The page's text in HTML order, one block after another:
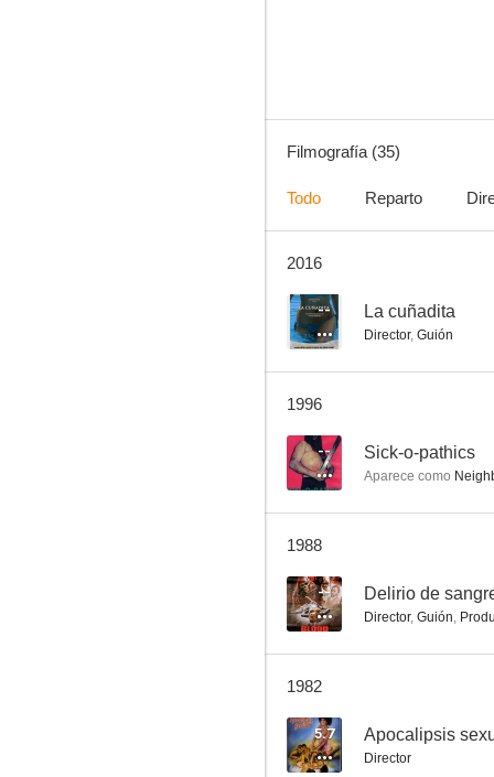
La amante ambiciosa
--
Filmografía (35)
Todo Reparto
2016
-- La cuñadita
Director, Guión
1996
-- Sick-o-pathics
Aparece como
1988
-- Delirio de
Director, Guión,
1982
5.7 Apocalipsis
Director